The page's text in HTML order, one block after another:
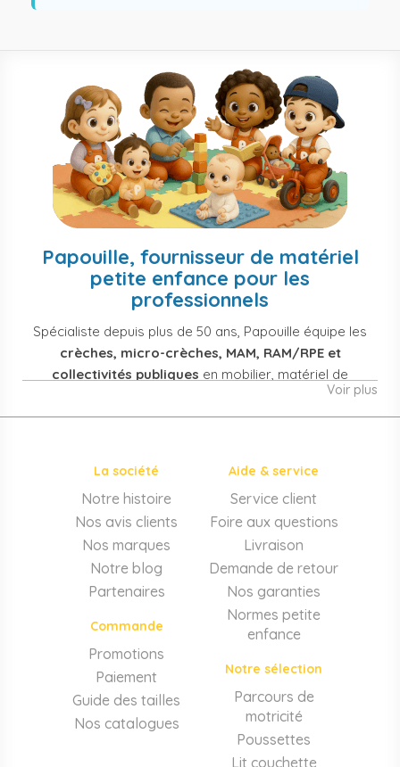
Papouille, fournisseur de matériel
petite enfance pour les
professionnels
Spécialiste depuis plus de 50 ans, Papouille équipe les
crèches, micro-crèches, MAM, RAM/RPE et
collectivités publiques en mobilier, matériel de
puériculture, jouets et équipement pour structures
d'accueil de la petite enfance. Notre offre couvre
cabinets infirmiers).
Mobilier et équipement de crèche
Lits crèche en bois, couchettes empilables, meubles à
langer sur mesure en résine antibactérienne, tables et
chaises adaptées aux 0-6 ans, banc-vestiaire, barrières de
séparation. Tout le matériel pour aménager une structure
conforme aux normes PMI.
Matériel de puériculture professionnel
Poussettes 3 et 4 places, transats, chaises hautes, sièges
auto, biberons et stérilisateurs, peèse-bébé, écoute-bébé,
thermomètres. Notre
gamme puériculture collectivité
couvre tous les besoins quotidiens des EAJE.
Voir plus
La société
Notre histoire
Nos avis clients
Nos marques
Notre blog
Partenaires
Commande
Promotions
Paiement
Guide des tailles
Nos catalogues
Aide & service
Service client
Foire aux questions
Livraison
Demande de retour
Nos garanties
Normes petite
enfance
Notre sélection
Parcours de
motricité
Poussettes
Lit couchette